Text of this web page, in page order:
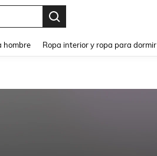
hombre Ropa interior y ropa para dormir